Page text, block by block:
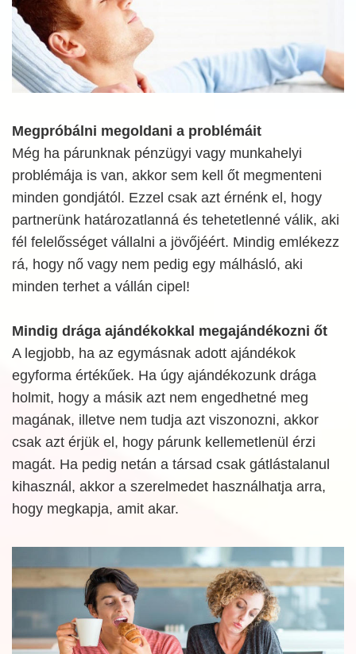
Megpróbálni megoldani a problémáit
Még ha párunknak pénzügyi vagy munkahelyi
problémája is van, akkor sem kell őt megmenteni
minden gondjától. Ezzel csak azt érnénk el, hogy
partnerünk határozatlanná és tehetetlenné válik, aki
fél felelősséget vállalni a jövőjéért. Mindig emlékezz
rá, hogy nő vagy nem pedig egy málhásló, aki
minden terhet a vállán cipel!
Mindig drága ajándékokkal megajándékozni őt
A legjobb, ha az egymásnak adott ajándékok
egyforma értékűek. Ha úgy ajándékozunk drága
holmit, hogy a másik azt nem engedhetné meg
magának, illetve nem tudja azt viszonozni, akkor
csak azt érjük el, hogy párunk kellemetlenül érzi
magát. Ha pedig netán a társad csak gátlástalanul
kihasznál, akkor a szerelmedet használhatja arra,
hogy megkapja, amit akar.